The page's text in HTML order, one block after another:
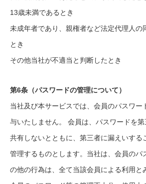
13歳未満であるとき
未成年者であり、親権者など法定代理人の
とき
その他当社が不適当と判断したとき
第6条（パスワードの管理について）
当社及び本サービスでは、会員のパスワー
与いたしません。 会員は、パスワードを第
共有しないとともに、第三者に漏えいする
管理するものとします。当社は、会員のパ
の他の行為は、全て当該会員による利用と